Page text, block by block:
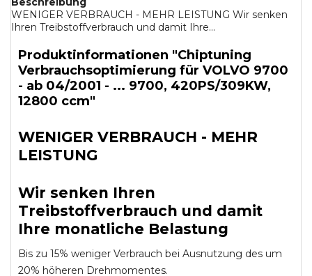
WENIGER VERBRAUCH - MEHR LEISTUNG Wir senken
Ihren Treibstoffverbrauch und damit Ihre...
Produktinformationen "Chiptuning
Verbrauchsoptimierung für VOLVO 9700
- ab 04/2001 - ... 9700, 420PS/309KW,
12800 ccm"
WENIGER VERBRAUCH - MEHR
LEISTUNG
Wir senken Ihren
Treibstoffverbrauch und damit
Ihre monatliche Belastung
Bis zu 15% weniger Verbrauch bei Ausnutzung des um
20% höheren Drehmomentes.